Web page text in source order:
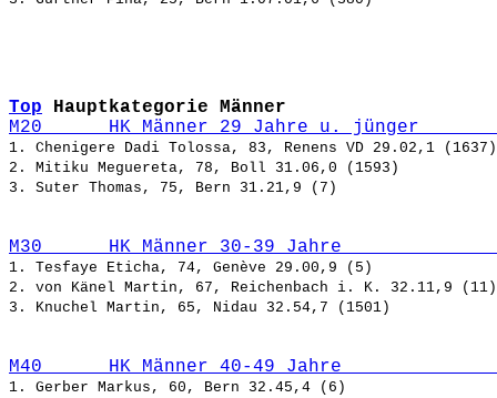
Top
Hauptkategorie Männer
M20      HK Männer 29 Jahre u. jünger
1. Chenigere Dadi Tolossa, 83, Renens VD 29.02,1 (1637)
2. Mitiku Meguereta, 78, Boll 31.06,0 (1593)
M30      HK Männer 30-39 Jahre
1. Tesfaye Eticha, 74, Genève 29.00,9 (5)
2. von Känel Martin, 67, Reichenbach i. K. 32.11,9 (11)
M40      HK Männer 40-49 Jahre
1. Gerber Markus, 60, Bern 32.45,4 (6)